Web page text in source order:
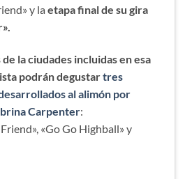
y la etapa final de su gira
de la ciudades incluidas en esa
podrán degustartres
al alimón por
Carpenter:
«Go Go Highball» y